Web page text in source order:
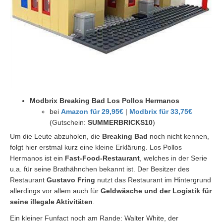
Modbrix Breaking Bad Los Pollos Hermanos
bei Amazon für 29,95€ | Modbrix für 33,75€
(Gutschein: SUMMERBRICKS10)
Um die Leute abzuholen, die Breaking Bad noch nicht kennen,
folgt hier erstmal kurz eine kleine Erklärung. Los Pollos
Hermanos ist ein Fast-Food-Restaurant , welches in der Serie
u.a. für seine Brathähnchen bekannt ist. Der Besitzer des
Restaurant Gustavo Fring nutzt das Restaurant im Hintergrund
allerdings vor allem auch für Geldwäsche und der Logistik für
seine illegale Aktivitäten
Ein kleiner Funfact noch am Rande: Walter White, der